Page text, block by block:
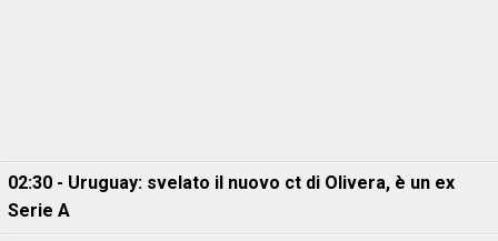
02:30 - Uruguay: svelato il nuovo ct di Olivera, è un ex
Serie A